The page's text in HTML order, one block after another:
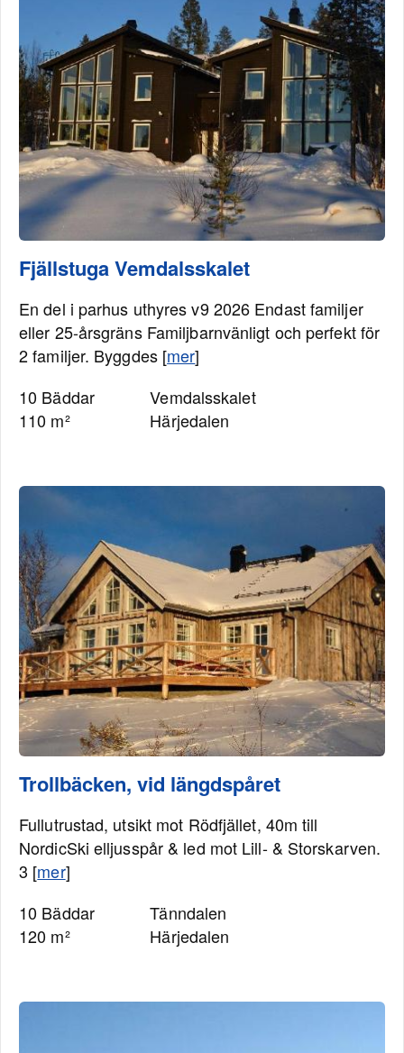
Fjällstuga Vemdalsskalet
En del i parhus uthyres v9 2026 Endast familjer
eller 25-årsgräns Familjbarnvänligt och perfekt för
2 familjer. Byggdes [mer]
10 Bäddar
110 m²
Vemdalsskalet
Härjedalen
Trollbäcken, vid längdspåret
Fullutrustad, utsikt mot Rödfjället, 40m till
NordicSki elljusspår & led mot Lill- & Storskarven.
3 [mer]
10 Bäddar
120 m²
Tänndalen
Härjedalen